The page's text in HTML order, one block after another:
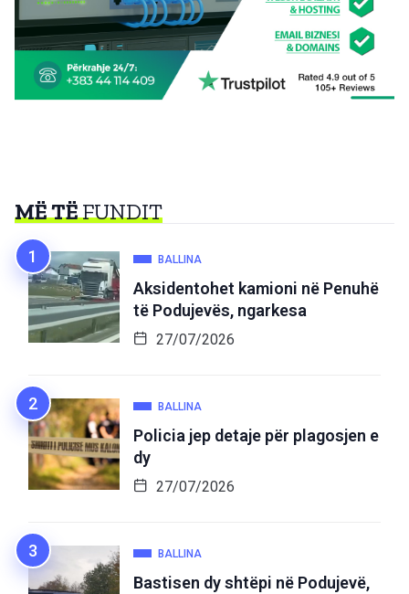
MË TËFUNDIT
BALLINA
Aksidentohet kamioni në Penuhë
të Podujevës, ngarkesa
27/07/2026
BALLINA
Policia jep detaje për plagosjen e
dy
27/07/2026
BALLINA
Bastisen dy shtëpi në Podujevë,